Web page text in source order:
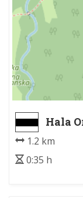
Hala
1.2 km
0:35 h